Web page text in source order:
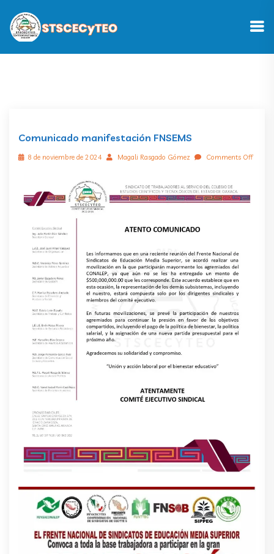
Comunicado manifestación FNSEMS
8 de noviembre de 2024 Magali Rasgado Gómez Comments Off